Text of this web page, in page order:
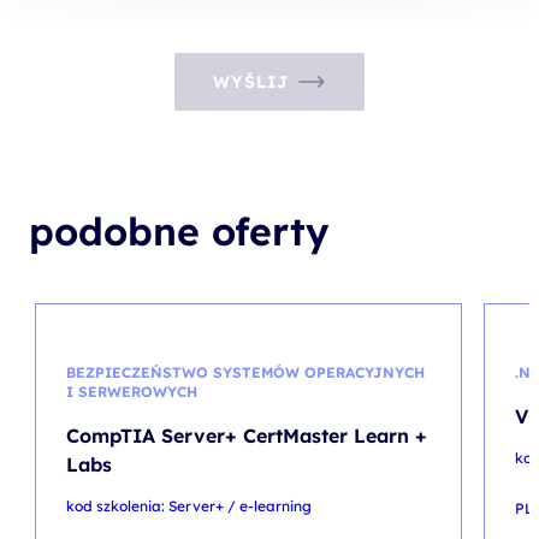
WYŚLIJ
podobne oferty
BEZPIECZEŃSTWO SYSTEMÓW OPERACYJNYCH
I SERWEROWYCH
CompTIA Server+ CertMaster Learn +
Labs
kod szkolenia: Server+ / e-learning PL